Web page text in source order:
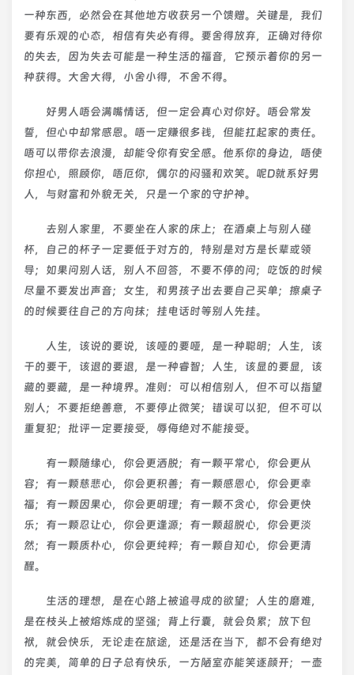
一种东西，必然会在其他地方收获另一个馈赠。关键是，我们
要有乐观的心态，相信有失必有得。要舍得放弃，正确对待你
的失去，因为失去可能是一种生活的福音，它预示着你的另一
种获得。大舍大得，小舍小得，不舍不得。
好男人唔会满嘴情话，但一定会真心对你好。唔会常发
誓，但心中却常感恩。唔一定赚很多钱，但能扛起家的责任。
唔可以带你去浪漫，却能令你有安全感。他系你的身边，唔使
你担心，照顾你，唔厄你，偶尔的闷骚和欢笑。呢D就系好男
人，与财富和外貌无关，只是一个家的守护神。
去别人家里，不要坐在人家的床上；在酒桌上与别人碰
杯，自己的杯子一定要低于对方的，特别是对方是长辈或领
导；如果问别人话，别人不回答，不要不停的问；吃饭的时候
尽量不要发出声音；女生，和男孩子出去要自己买单；擦桌子
的时候要往自己的方向抹；挂电话时等别人先挂。
人生，该说的要说，该哑的要哑，是一种聪明；人生，该
干的要干，该退的要退，是一种睿智；人生，该显的要显，该
藏的要藏，是一种境界。准则：可以相信别人，但不可以指望
别人；不要拒绝善意，不要停止微笑；错误可以犯，但不可以
重复犯；批评一定要接受，辱侮绝对不能接受。
有一颗随缘心，你会更洒脱；有一颗平常心，你会更从
容；有一颗慈悲心，你会更积善；有一颗感恩心，你会更幸
福；有一颗因果心，你会更明理；有一颗不贪心，你会更快
乐；有一颗忍让心，你会更逢源；有一颗超脱心，你会更淡
然；有一颗质朴心，你会更纯粹；有一颗自知心，你会更清
醒。
生活的理想，是在心路上被追寻成的欲望；人生的磨难，
是在枝头上被熔炼成的坚强；背上行囊，就会负累；放下包
袱，就会快乐，无论走在旅途，还是活在当下，都不会有绝对
的完美，简单的日子总有快乐，一方陋室亦能笑逐颜开；一壶